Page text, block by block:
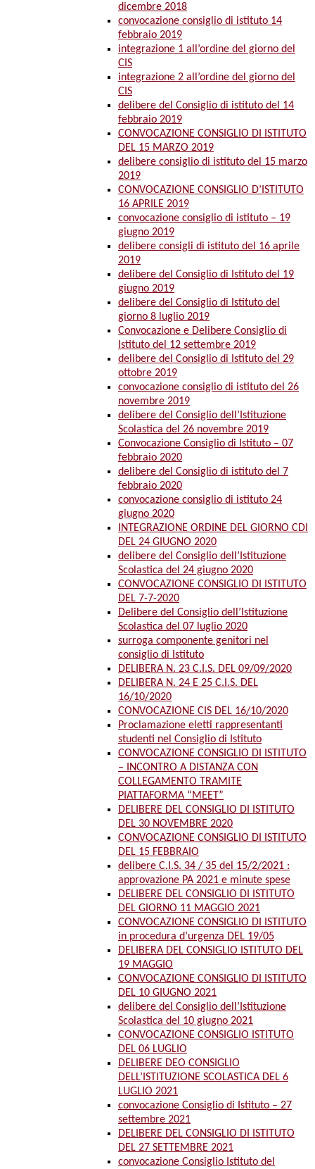
dicembre 2018
convocazione consiglio di istituto 14
febbraio 2019
integrazione 1 all’ordine del giorno del
CIS
integrazione 2 all’ordine del giorno del
CIS
delibere del Consiglio di istituto del 14
febbraio 2019
CONVOCAZIONE CONSIGLIO DI ISTITUTO
DEL 15 MARZO 2019
delibere consiglio di istituto del 15 marzo
2019
CONVOCAZIONE CONSIGLIO D’ISTITUTO
16 APRILE 2019
convocazione consiglio di istituto – 19
giugno 2019
delibere consigli di istituto del 16 aprile
2019
delibere del Consiglio di Istituto del 19
giugno 2019
delibere del Consiglio di Istituto del
giorno 8 luglio 2019
Convocazione e Delibere Consiglio di
Istituto del 12 settembre 2019
delibere del Consiglio di Istituto del 29
ottobre 2019
convocazione consiglio di istituto del 26
novembre 2019
delibere del Consiglio dell’Istituzione
Scolastica del 26 novembre 2019
Convocazione Consiglio di Istituto – 07
febbraio 2020
delibere del Consiglio di istituto del 7
febbraio 2020
convocazione consiglio di istituto 24
giugno 2020
INTEGRAZIONE ORDINE DEL GIORNO CDI
DEL 24 GIUGNO 2020
delibere del Consiglio dell’Istituzione
Scolastica del 24 giugno 2020
CONVOCAZIONE CONSIGLIO DI ISTITUTO
DEL 7-7-2020
Delibere del Consiglio dell’Istituzione
Scolastica del 07 luglio 2020
surroga componente genitori nel
consiglio di Istituto
DELIBERA N. 23 C.I.S. DEL 09/09/2020
DELIBERA N. 24 E 25 C.I.S. DEL
16/10/2020
CONVOCAZIONE CIS DEL 16/10/2020
Proclamazione eletti rappresentanti
studenti nel Consiglio di Istituto
CONVOCAZIONE CONSIGLIO DI ISTITUTO
– INCONTRO A DISTANZA CON
COLLEGAMENTO TRAMITE
PIATTAFORMA “MEET”
DELIBERE DEL CONSIGLIO DI ISTITUTO
DEL 30 NOVEMBRE 2020
CONVOCAZIONE CONSIGLIO DI ISTITUTO
DEL 15 FEBBRAIO
delibere C.I.S. 34 / 35 del 15/2/2021 :
approvazione PA 2021 e minute spese
DELIBERE DEL CONSIGLIO DI ISTITUTO
DEL GIORNO 11 MAGGIO 2021
CONVOCAZIONE CONSIGLIO DI ISTITUTO
in procedura d’urgenza DEL 19/05
DELIBERA DEL CONSIGLIO ISTITUTO DEL
19 MAGGIO
CONVOCAZIONE CONSIGLIO DI ISTITUTO
DEL 10 GIUGNO 2021
delibere del Consiglio dell’Istituzione
Scolastica del 10 giugno 2021
CONVOCAZIONE CONSIGLIO ISTITUTO
DEL 06 LUGLIO
DELIBERE DEO CONSIGLIO
DELL’ISTITUZIONE SCOLASTICA DEL 6
LUGLIO 2021
convocazione Consiglio di Istituto – 27
settembre 2021
DELIBERE DEL CONSIGLIO DI ISTITUTO
DEL 27 SETTEMBRE 2021
convocazione Consiglio Istituto del